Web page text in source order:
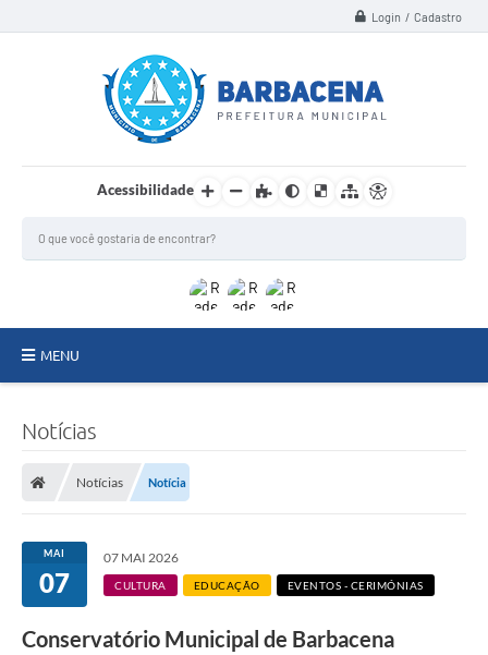
Login / Cadastro
Acessibilidade
MENU
Meio Ambiente
Ouvidoria
Notícias
Notícias Notícia
MAI
07
07 MAI 2026
CULTURA EDUCAÇÃO EVENTOS - CERIMÓNIAS
Conservatório Municipal de Barbacena